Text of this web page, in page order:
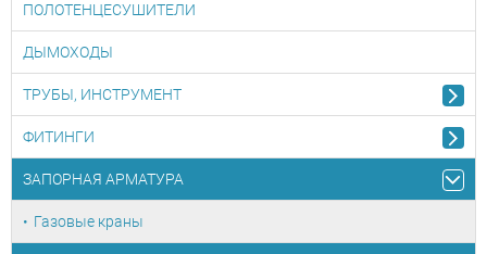
ПОЛОТЕНЦЕСУШИТЕЛИ
ДЫМОХОДЫ
ТРУБЫ, ИНСТРУМЕНТ
ФИТИНГИ
ЗАПОРНАЯ АРМАТУРА
Газовые краны